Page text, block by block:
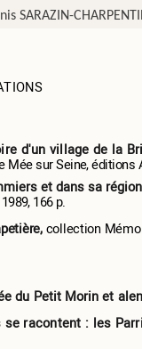
SARAZIN-
d'un village de la
Mée sur Seine, éditions
et dans sa
166 p.
collection
du Petit Morin et
se racontent : les